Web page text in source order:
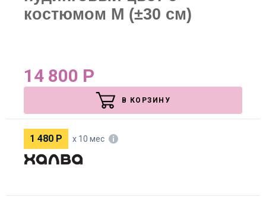
костюмом M (±30 см)
14 800 Р
В КОРЗИНУ
1 480 Р х 10 мес